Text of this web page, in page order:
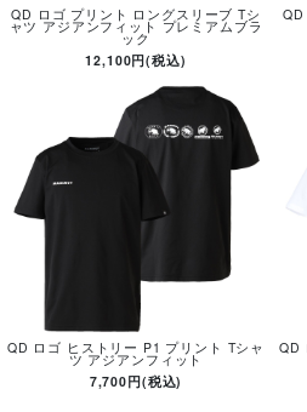
QD ロゴ プリント ロングスリーブ Tシ
ャツ アジアンフィット プレミアムブラ
ック
12,100円(税込)
QD ロゴ ヒストリー P1 プリント Tシャ
ツ アジアンフィット
7,700円(税込)
QD